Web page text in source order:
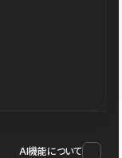
AI機能について